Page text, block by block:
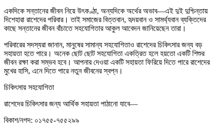
একদিকে সন্তানের জীবন নিয়ে উৎকণ্ঠা, অন্যদিকে অর্থের অভাব—এই দুই দুশ্চিন্তায়
দিশেহারা রাশেদের পরিবার। তাই সমাজের বিত্তবান, হৃদয়বান ও সামর্থ্যবান ব্যক্তিদের
কাছে সন্তানের জীবন বাঁচাতে সহযোগিতার আকুল আবেদন জানিয়েছেন তারা।
পরিবারের সদস্যরা জানান, মানুষের সামান্য সহযোগিতাও রাশেদের চিকিৎসার জন্য বড়
সহায়তা হতে পারে। অনেক ছোট ছোট সহযোগিতা একত্রিত হলে হয়তো একটি শিশুর
জীবন রক্ষা করা সম্ভব হবে। আপনার দেওয়া একটি সহায়তা ফিরিয়ে দিতে পারে রাশেদের
মুখের হাসি, এনে দিতে পারে নতুন জীবনের স্বপ্ন।
চিকিৎসায় সহযোগিতা
রাশেদের চিকিৎসার জন্য আর্থিক সহায়তা পাঠানো যাবে—
বিকাশ/নগদ: ০১৭৫৫-৭৫৫২৯৯